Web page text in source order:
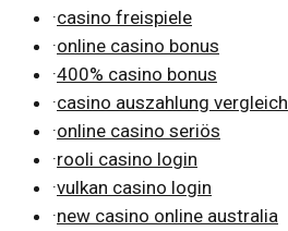
·casino freispiele
·online casino bonus
·400% casino bonus
·casino auszahlung vergleich
·online casino seriös
·rooli casino login
·vulkan casino login
·new casino online australia